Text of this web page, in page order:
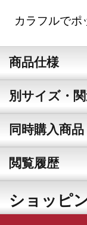
カラフルでポ
商品仕様
別サイズ・
同時購入商品
閲覧履歴
ショッピ